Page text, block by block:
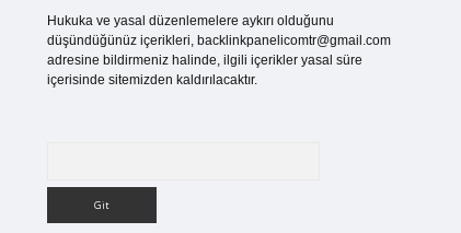
Hukuka ve yasal düzenlemelere aykırı olduğunu
düşündüğünüz içerikleri, backlinkpanelicomtr@gmail.com
adresine bildirmeniz halinde, ilgili içerikler yasal süre
içerisinde sitemizden kaldırılacaktır.